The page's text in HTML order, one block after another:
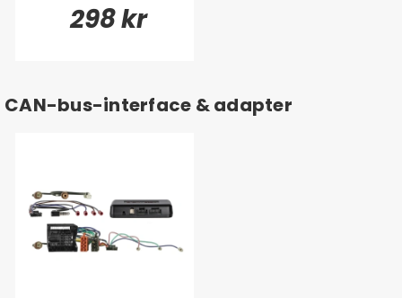
298 kr
CAN-bus-interface & adapter